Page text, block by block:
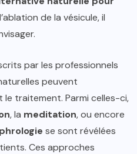
de la vésicule, il
par les professionnels
peuvent
traitement. Parmi celles-ci,
, la meditation, ou encore
se sont révélées
Ces approches